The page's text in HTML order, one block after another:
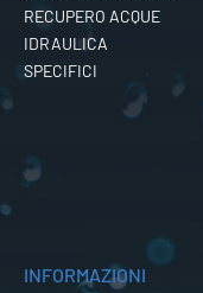
RECUPERO ACQUE
IDRAULICA
SPECIFICI
INFORMAZIONI